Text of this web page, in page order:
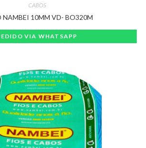
CABOS
NAMBEI 10MM VD- BO320M
VIA WHATSAPP